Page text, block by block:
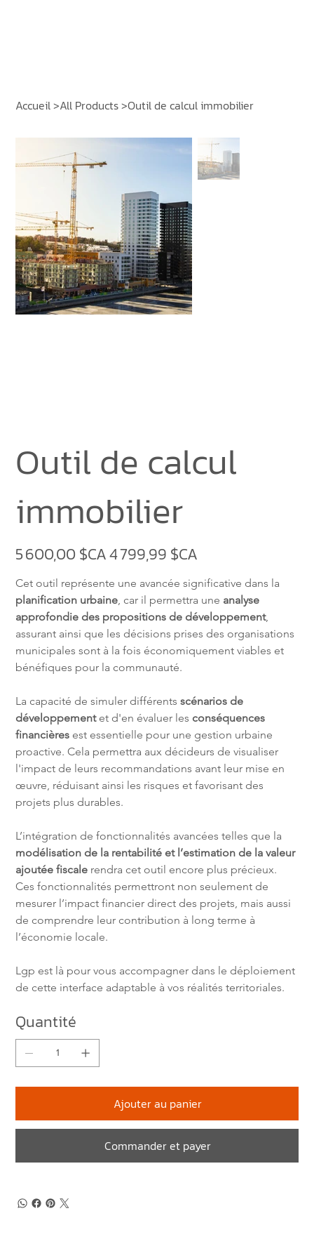
Accueil>All Products>Outil de calcul immobilier
Outil de calcul
immobilier
d’origine
5 600,00 $CA promotionnel
4 799,99 $CA
Cet outil représente une avancée significative dans la
planification urbaine , car il permettra une analyse
approfondie des propositions de développement,
assurant ainsi que les décisions prises des organisations
municipales sont à la fois économiquement viables et
bénéfiques pour la communauté.
La capacité de simuler différents scénarios de
développement et d'en évaluer les conséquences
financières est essentielle pour une gestion urbaine
proactive. Cela permettra aux décideurs de visualiser
l'impact de leurs recommandations avant leur mise en
œuvre, réduisant ainsi les risques et favorisant des
projets plus durables.
L’intégration de fonctionnalités avancées telles que la
modélisation de la rentabilité et l’estimation de la valeur
ajoutée fiscale rendra cet outil encore plus précieux.
Ces fonctionnalités permettront non seulement de
mesurer l’impact financier direct des projets, mais aussi
de comprendre leur contribution à long terme à
l’économie locale.
Lgp est là pour vous accompagner dans le déploiement
de cette interface adaptable à vos réalités territoriales.
Quantité
Ajouter au panier
Commander et payer